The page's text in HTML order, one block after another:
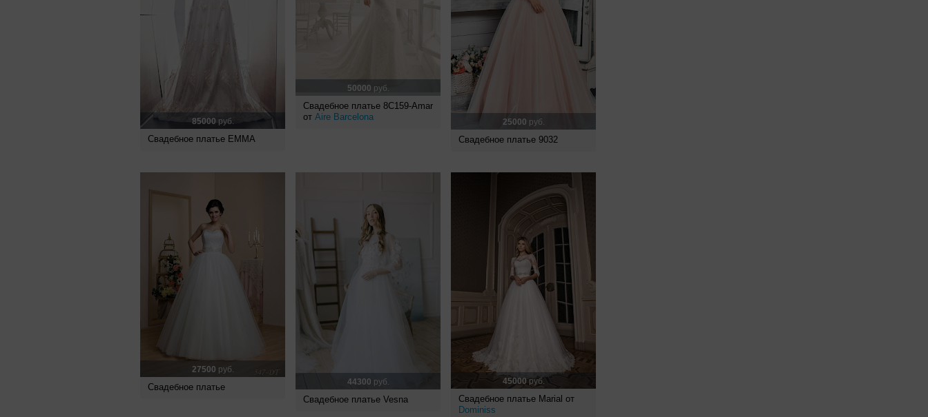
85000 руб.
Свадебное платье EMMA
50000 руб.
Свадебное платье 8C159-Amar
от Aire Barcelona 25000 руб.
Свадебное платье 9032
27500 руб.
Свадебное платье 44300 руб.
Свадебное платье Vesna
45000 руб.
Свадебное платье Marial от
Dominiss